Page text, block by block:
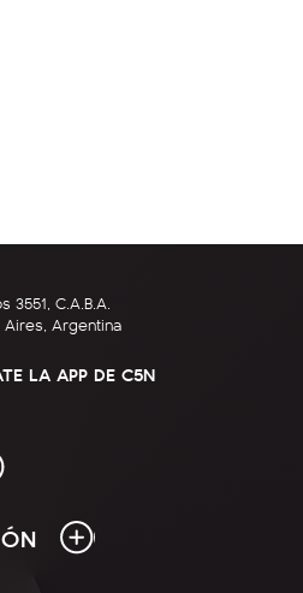
3551, C.A.B.A.
Aires, Argentina
LA APP DE C5N